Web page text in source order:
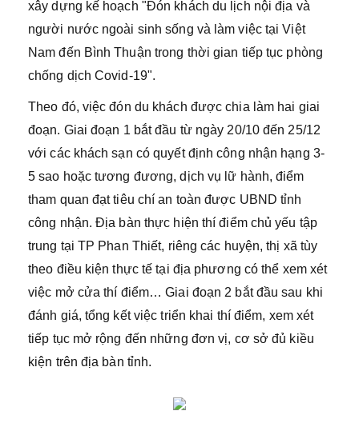
xây dựng kế hoạch "Đón khách du lịch nội địa và
người nước ngoài sinh sống và làm việc tại Việt
Nam đến Bình Thuận trong thời gian tiếp tục phòng
chống dịch Covid-19".
Theo đó, việc đón du khách được chia làm hai giai
đoạn. Giai đoạn 1 bắt đầu từ ngày 20/10 đến 25/12
với các khách sạn có quyết định công nhận hạng 3-
5 sao hoặc tương đương, dịch vụ lữ hành, điểm
tham quan đạt tiêu chí an toàn được UBND tỉnh
công nhận. Địa bàn thực hiện thí điểm chủ yếu tập
trung tại TP Phan Thiết, riêng các huyện, thị xã tùy
theo điều kiện thực tế tại địa phương có thể xem xét
việc mở cửa thí điểm… Giai đoạn 2 bắt đầu sau khi
đánh giá, tổng kết việc triển khai thí điểm, xem xét
tiếp tục mở rộng đến những đơn vị, cơ sở đủ kiều
kiện trên địa bàn tỉnh.